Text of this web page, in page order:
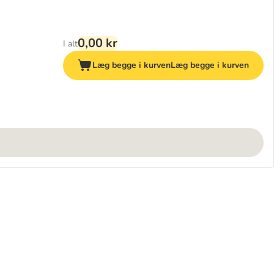
I alt0,00 kr
Læg begge i kurvenLæg begge i kurven